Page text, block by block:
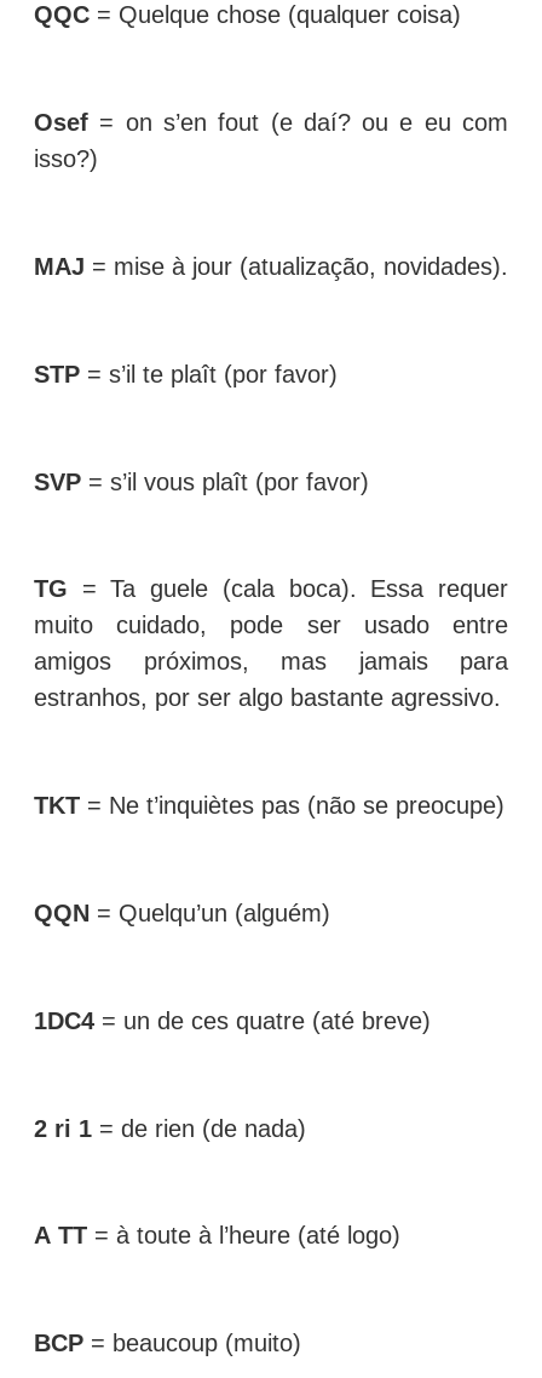
QQC = Quelque chose (qualquer coisa)
Osef = on s’en fout (e daí? ou e eu com
isso?)
MAJ = mise à jour (atualização, novidades).
STP = s’il te plaît (por favor)
SVP = s’il vous plaît (por favor)
TG = Ta guele (cala boca). Essa requer
muito cuidado, pode ser usado entre
amigos próximos, mas jamais para
estranhos, por ser algo bastante agressivo.
TKT = Ne t’inquiètes pas (não se preocupe)
QQN = Quelqu’un (alguém)
1DC4 = un de ces quatre (até breve)
2 ri 1 = de rien (de nada)
A TT = à toute à l’heure (até logo)
BCP = beaucoup (muito)